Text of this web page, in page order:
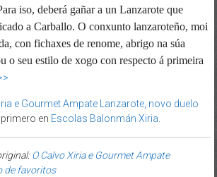
iso, deberá gañar a un Lanzarote que
a Carballo. O conxunto lanzaroteño, moi
con fichaxes de renome, abrigo na súa
o seu estilo de xogo con respecto á primeira
e Gourmet Ampate Lanzarote, novo duelo
en Escolas Balonmán Xiria.
O Calvo Xiria e Gourmet Ampate
de favoritos